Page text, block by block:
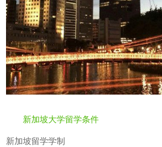
新加坡大学留学条件
新加坡留学学制